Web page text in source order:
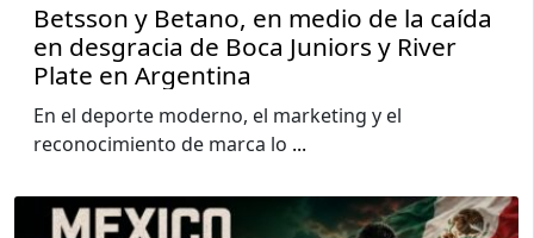
Betsson y Betano, en medio de la caída
en desgracia de Boca Juniors y River
Plate en Argentina
En el deporte moderno, el marketing y el
reconocimiento de marca lo ...